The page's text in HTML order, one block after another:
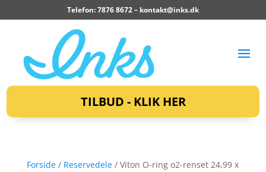
Telefon: 7876 8672 – kontakt@inks.dk
TILBUD - KLIK HER
Forside/ Reservedele/ Viton O-ring o2-renset 24,99 x